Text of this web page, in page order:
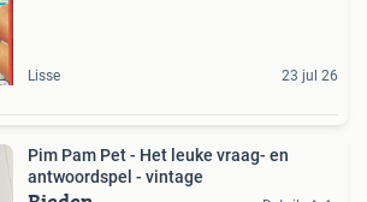
Lisse 23 jul 26
Pim Pam Pet - Het leuke vraag- en
antwoordspel - vintage